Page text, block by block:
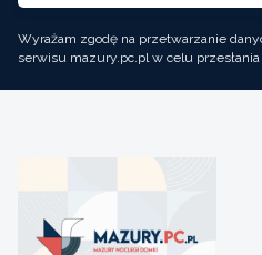
Wyrażam zgodę na przetwarzanie
serwisu mazury.pc.pl w celu